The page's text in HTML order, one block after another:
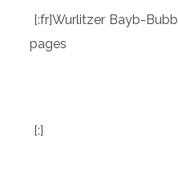
-
[:fr]Wurlitzer Bayb-
pages
[:]